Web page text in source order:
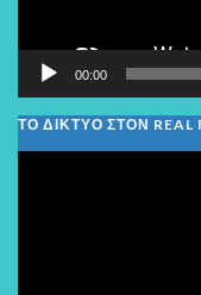
00:00
ΤΟ ΔΙΚΤΥΟ ΣΤΟΝ